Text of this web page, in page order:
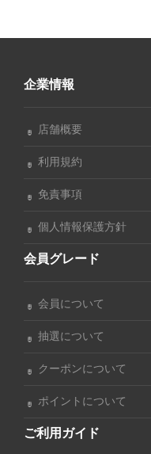
企業情報
店舗概要
利用規約
免責事項
個人情報保護方針
会員グレード
会員について
抽選について
クーポンについて
ポイントについて
ご利用ガイド